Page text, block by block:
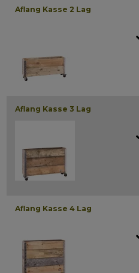
Aflang Kasse 2 Lag
Aflang Kasse 3 Lag
Aflang Kasse 4 Lag